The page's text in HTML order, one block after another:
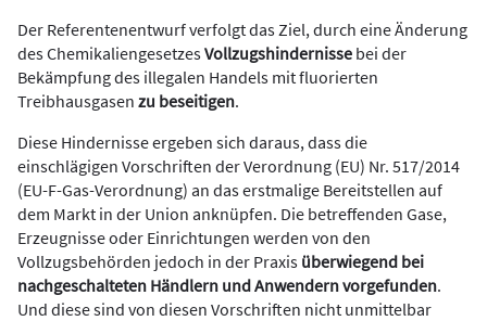
Der Referentenentwurf verfolgt das Ziel, durch eine Änderung
des ChemikaliengesetzesVollzugshindernisse bei der
Bekämpfung des illegalen Handels mit fluorierten
Treibhausgasen zu beseitigen.
Diese Hindernisse ergeben sich daraus, dass die
einschlägigen Vorschriften der Verordnung (EU) Nr. 517/2014
(EU-F-Gas-Verordnung) an das erstmalige Bereitstellen auf
dem Markt in der Union anknüpfen. Die betreffenden Gase,
Erzeugnisse oder Einrichtungen werden von den
Vollzugsbehörden jedoch in der Praxis überwiegend bei
nachgeschalteten Händlern und Anwendern vorgefunden.
Und diese sind von diesen Vorschriften nicht unmittelbar